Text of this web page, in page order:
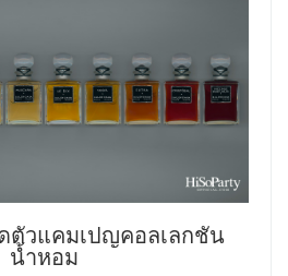
ดตัวแคมเปญคอลเลกชัน
น้ำหอม